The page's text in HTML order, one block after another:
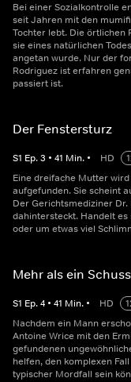
Bei einer Sozialkontrolle
seit Jahren mit den
Tochter lebt. Die örtlichen
sie eines natürlichen
angetan wurde. Nur der
Rodriguez ist erfahren
passiert ist.
Der Fenstersturz
S1 Ep.3 • 41 Min. • HD
Eine dreifache Mutter
aufgefunden. Sie scheint
Der Gerichtsmediziner
dahintersteckt. Handelt
oder um etwas viel
Mehr als ein Schuss
S1 Ep.4 • 41 Min. • HD
Nachdem ein Mann
Antoine Wrice mit den
gefundenen
helfen, den komplexen
typischer Mordfall sein